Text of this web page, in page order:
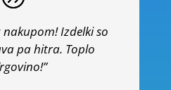
nakupom! Izdelki so
pa hitra. Toplo